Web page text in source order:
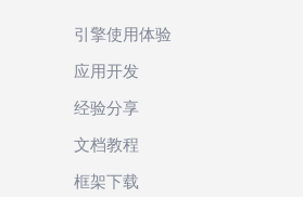
引擎使用体验
应用开发
经验分享
文档教程
框架下载